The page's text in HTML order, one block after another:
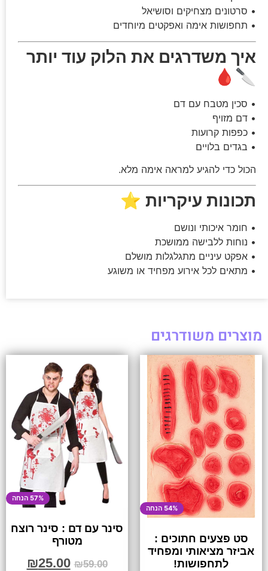
• סרטונים מצחיקים וסושיאל
• תחפושות אימה ואפקטים מיוחדים
איך משדרגים את הלוק עוד יותר
🔪🩸
• סכין מטבח עם דם
• דם מזויף
• כפפות קרועות
• בגדים בלויים
הכול כדי להגיע למראה אימה מלא.
תכונות עיקריות ⭐
• חומר איכותי ונושם
• נוחות ללבישה ממושכת
• אפקט עיניים מתגלגלות מושלם
• מתאים לכל אירוע מפחיד או משוגע
מוצרים משודרגים
54% הנחה
סט פצעים חתוכים :
אביזר מציאותי ומפחיד
לתחפושות!
57% הנחה
סינר עם דם : סינר רוצח
מטורף
₪59.00
₪25.00